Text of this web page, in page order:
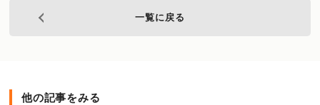
一覧に戻る
他の記事をみる